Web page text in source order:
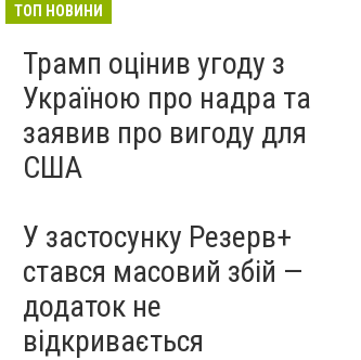
ТОП НОВИНИ
Трамп оцінив угоду з
Україною про надра та
заявив про вигоду для
США
У застосунку Резерв+
стався масовий збій —
додаток не
відкривається